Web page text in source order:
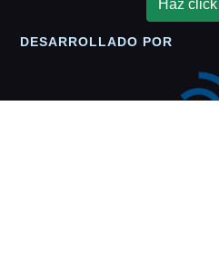
Haz
DESARROLLADO POR